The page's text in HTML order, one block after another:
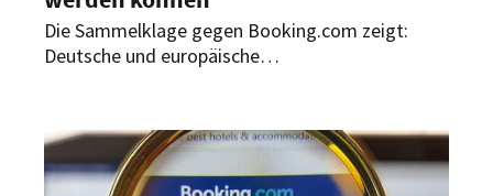
Die Sammelklage gegen Booking.com zeigt:
Deutsche und europäische
worauf müssen Hospitality-Entscheider achten,
um unabhängig von Onlinebuchungsplattformen
zu agieren?